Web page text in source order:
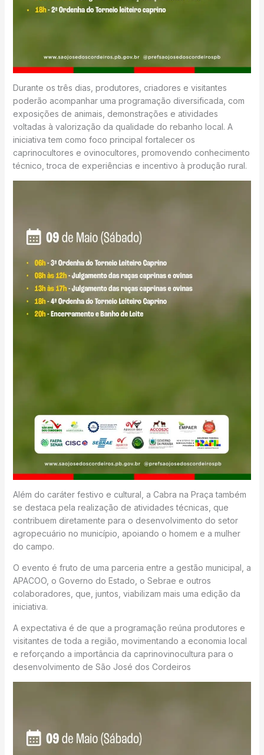
Durante os três dias, produtores, criadores e visitantes
poderão acompanhar uma programação diversificada, com
exposições de animais, demonstrações e atividades
voltadas à valorização da qualidade do rebanho local. A
iniciativa tem como foco principal fortalecer os
caprinocultores e ovinocultores, promovendo conhecimento
técnico, troca de experiências e incentivo à produção rural.
Além do caráter festivo e cultural, a Cabra na Praça também
se destaca pela realização de atividades técnicas, que
contribuem diretamente para o desenvolvimento do setor
agropecuário no município, apoiando o homem e a mulher
do campo.
O evento é fruto de uma parceria entre a gestão municipal, a
APACOO, o Governo do Estado, o Sebrae e outros
colaboradores, que, juntos, viabilizam mais uma edição da
iniciativa.
A expectativa é de que a programação reúna produtores e
visitantes de toda a região, movimentando a economia local
e reforçando a importância da caprinovinocultura para o
desenvolvimento de São José dos Cordeiros